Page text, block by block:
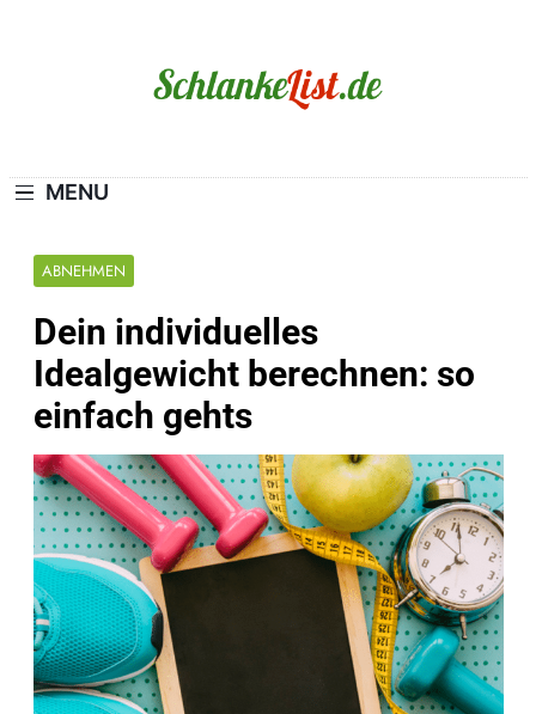
MENU
ABNEHMEN
Dein individuelles
Idealgewicht berechnen: so
einfach gehts